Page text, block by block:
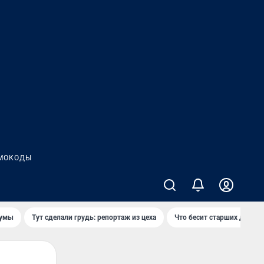
Тут сделали грудь: репортаж из цеха Что бесит старших детей